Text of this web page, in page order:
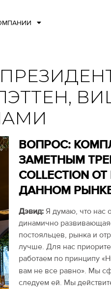
ВОПРОС:
ЗАМЕТНЫМ
COLLECTION
ДАННОМ
Дэвид: Я думаю, что нас
динамично
постояльцев, рынка и
лучше. Для нас
работаем по принципу
вам не все равно». Мы
следуем ей. Мы